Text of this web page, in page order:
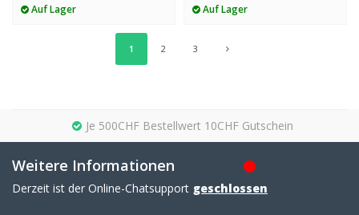
Auf Lager Auf Lager
1 2 3
Je 500CHF Bestellwert 10CHF Gutschein
Weitere Informationen
Derzeit ist der Online-Chatsupport geschlossen